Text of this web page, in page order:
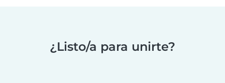
¿Listo/a para unirte?